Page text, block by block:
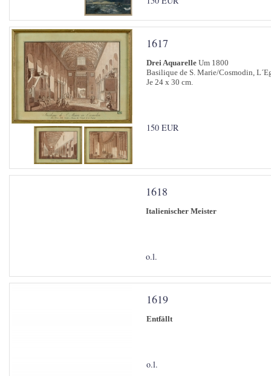
1617
Drei Aquarelle Um 1800
Basilique de S. Marie/Cosmodin,
Je 24 x 30 cm.
150 EUR
1618
Italienischer Meister
o.l.
1619
Entfällt
o.l.